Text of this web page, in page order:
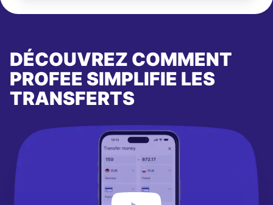
DÉCOUVREZ COMMENT
PROFEE SIMPLIFIE LES
TRANSFERTS